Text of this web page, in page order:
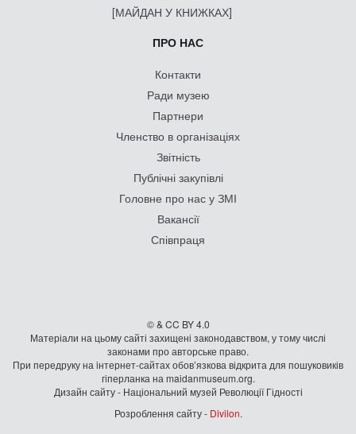
[МАЙДАН У КНИЖКАХ]
ПРО НАС
Контакти
Ради музею
Партнери
Членство в організаціях
Звітність
Публічні закупівлі
Головне про нас у ЗМІ
Вакансії
Співпраця
© & CC BY 4.0
Матеріали на цьому сайті захищені законодавством, у тому числі
законами про авторське право.
При передруку на iнтернет-сайтах обов’язкова відкрита для пошуковиків
гiперланка на maidanmuseum.org.
Дизайн сайту - Національний музей Революції Гідності
Розроблення сайту - Divilon.